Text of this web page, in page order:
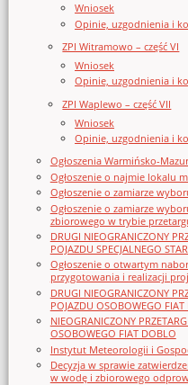
Wniosek
Opinie, uzgodnienia i
ZPI Witramowo – część VI
Wniosek
Opinie, uzgodnienia i
ZPI Waplewo – część VII
Wniosek
Opinie, uzgodnienia i
Ogłoszenia Warmińsko-
Ogłoszenie o najmie lokalu
Ogłoszenie o zamiarze
Ogłoszenie o zamiarze
zbiorowego w trybie
DRUGI NIEOGRANICZONY
POJAZDU SPECJALNEGO
Ogłoszenie o otwartym
przygotowania i realizacji
DRUGI NIEOGRANICZONY
POJAZDU OSOBOWEGO
NIEOGRANICZONY
OSOBOWEGO FIAT DOBLO
Instytut Meteorologii i
Decyzja w sprawie
w wodę i zbiorowego